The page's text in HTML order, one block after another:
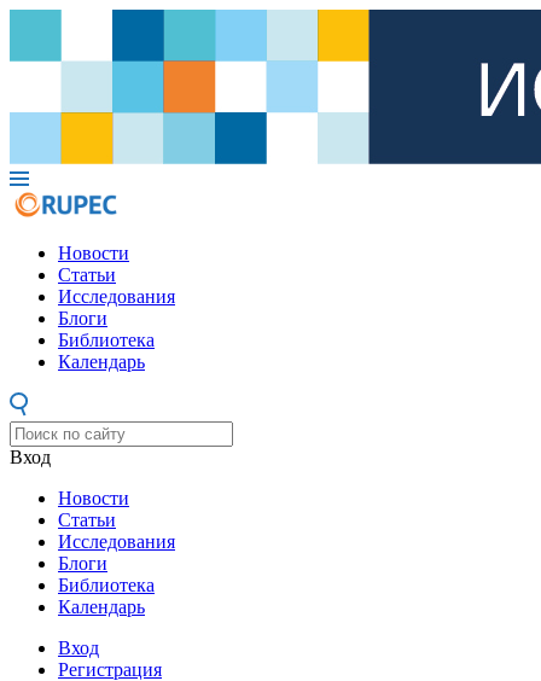
Новости
Статьи
Исследования
Блоги
Библиотека
Календарь
Вход
Новости
Статьи
Исследования
Блоги
Библиотека
Календарь
Вход
Регистрация